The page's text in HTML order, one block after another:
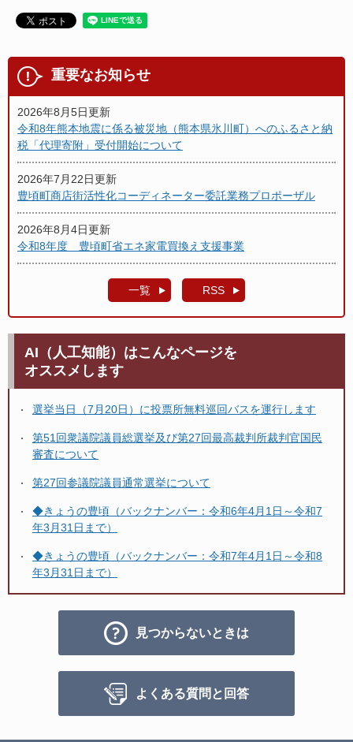
重要なお知らせ
2026年8月5日更新
令和8年熊本地震に係る被災地（熊本県氷川町）へのふるさと納
税「代理寄附」受付開始について
2026年7月22日更新
豊頃町商店街活性化コーディネーター委託業務プロポーザル
2026年8月4日更新
令和8年度 豊頃町省エネ家電買換え支援事業
一覧 RSS
AI（人工知能）はこんなページを
オススメします
選挙当日（7月20日）に投票所無料巡回バスを運行します
第51回衆議院議員総選挙及び第27回最高裁判所裁判官国民
審査について
第27回参議院議員通常選挙について
◆きょうの豊頃（バックナンバー：令和6年4月1日～令和7
年3月31日まで）
◆きょうの豊頃（バックナンバー：令和7年4月1日～令和8
年3月31日まで）
見つからないときは
よくある質問と回答